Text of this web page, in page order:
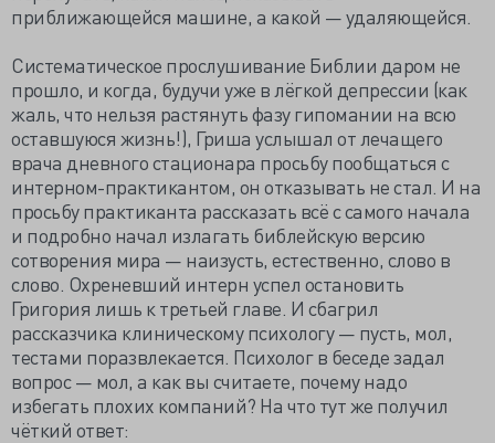
приближающейся машине, а какой — удаляющейся.
Систематическое прослушивание Библии даром не
прошло, и когда, будучи уже в лёгкой депрессии (как
жаль, что нельзя растянуть фазу гипомании на всю
оставшуюся жизнь!), Гриша услышал от лечащего
врача дневного стационара просьбу пообщаться с
интерном-практикантом, он отказывать не стал. И на
просьбу практиканта рассказать всё с самого начала
и подробно начал излагать библейскую версию
сотворения мира — наизусть, естественно, слово в
слово. Охреневший интерн успел остановить
Григория лишь к третьей главе. И сбагрил
рассказчика клиническому психологу — пусть, мол,
тестами поразвлекается. Психолог в беседе задал
вопрос — мол, а как вы считаете, почему надо
избегать плохих компаний? На что тут же получил
чёткий ответ: